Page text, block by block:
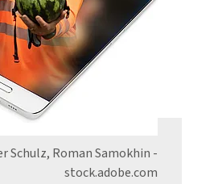
Schulz, Roman Samokhin -
stock.adobe.com